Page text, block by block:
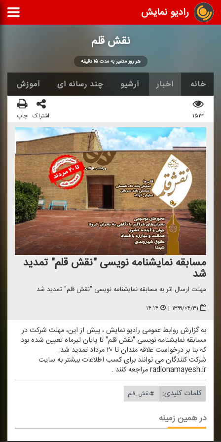
رادیو نمایش
نقش قلم
هر روز متغیر به مدت ۱۵ دقیقه
خانه اخبار آرشیو چند رسانه ای آموزش
۱۵۱۳ اشتراک چاپ
مسابقه نمایشنامه نویسی "نقش قلم" تمدید
شد
مهلت ارسال اثر به مسابقه نمایشنامه نویسی "نقش قلم" تمدید شد
۱۳۹۹/۰۴/۳۱ | ۱۴:۱۴
به گزارش روابط عمومی رادیو نمایش ، پیش از این، مهلت شركت در
مسابقه نمایشنامه نویسی "نقش قلم" تا پایان تیرماه تعیین شده بود
كه بنا بر درخواست علاقه مندان تا ۲۰ مرداد تمدید شد.
شركت كنندگان می توانند برای كسب اطلاعات بیشتر به سایت
radionamayesh.ir مراجعه كنند .
کلمات کلیدی:
#نقش_قلم
در همین زمینه